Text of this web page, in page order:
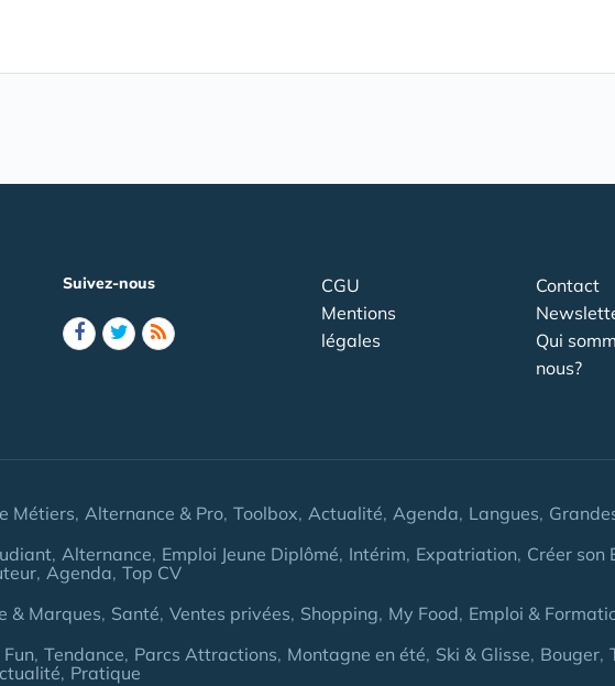
Suivez-nous
CGU
Mentions
légales
Contact
Qui
nous?
Métiers Alternance & Pro Toolbox Actualité Agenda Langues
Alternance Emploi Jeune Diplômé Intérim Expatriation Créer son
Agenda Top CV
& Marques Santé Ventes privées Shopping My Food Emploi &
Tendance Parcs Attractions Montagne en été Ski & Glisse Bouger
Pratique